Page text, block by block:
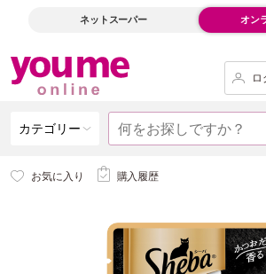
ネットスーパー オン
ロ
カテゴリー
お気に入り 購入履歴